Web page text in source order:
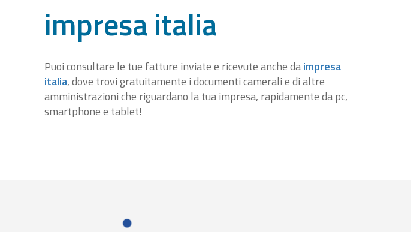
impresa italia
Puoi consultare le tue fatture inviate e ricevute anche daimpresa
italia, dove trovi gratuitamente i documenti camerali e di altre
amministrazioni che riguardano la tua impresa, rapidamente da pc,
smartphone e tablet!